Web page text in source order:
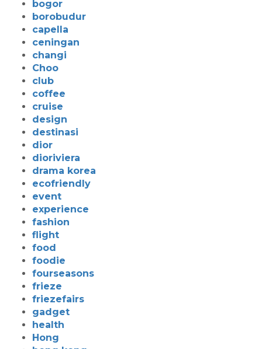
bogor
borobudur
capella
ceningan
changi
Choo
club
coffee
cruise
design
destinasi
dior
dioriviera
drama korea
ecofriendly
event
experience
fashion
flight
food
foodie
fourseasons
frieze
friezefairs
gadget
health
Hong